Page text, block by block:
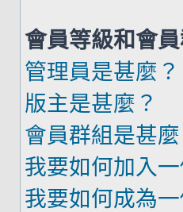
會員等級和會
管理員是甚麼？
版主是甚麼？
會員群組是甚麼
我要如何加入
我要如何成為